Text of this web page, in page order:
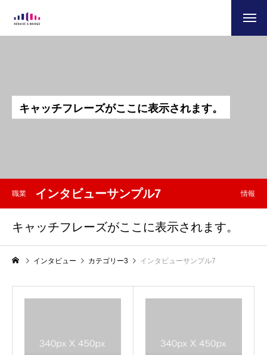
キャ ッチフレーズがこ こ に表示されます。
職業 インタビューサンプル7 情報
キャッチフレーズがここに表示されます。
インタビュー カテゴリー3 インタビューサンプル7